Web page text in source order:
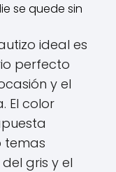
se quede sin
ideal es
perfecto
y el
El color
temas
gris y el